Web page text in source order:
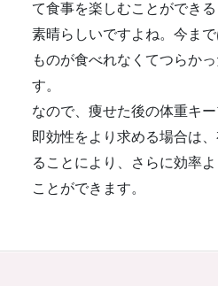
て食事を楽しむことができる
素晴らしいですよね。今ま
ものが食べれなくてつらか
す。
なので、痩せた後の体重キ
即効性をより求める場合は
ることにより、さらに効率
ことができます。